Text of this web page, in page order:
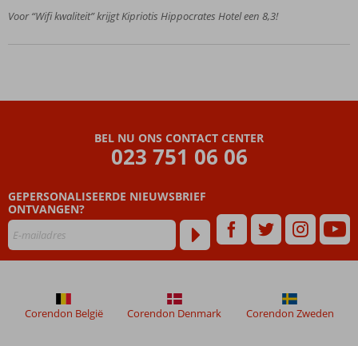
van
Stad
Voor “Wifi kwaliteit” krijgt Kipriotis Hippocrates Hotel een 8,3!
BEL NU ONS CONTACT CENTER
023 751 06 06
GEPERSONALISEERDE NIEUWSBRIEF
ONTVANGEN?
Corendon België Corendon Denmark Corendon Zweden